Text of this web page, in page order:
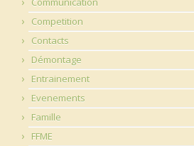
Competition
Contacts
Démontage
Entrainement
Evenements
Famille
FFME